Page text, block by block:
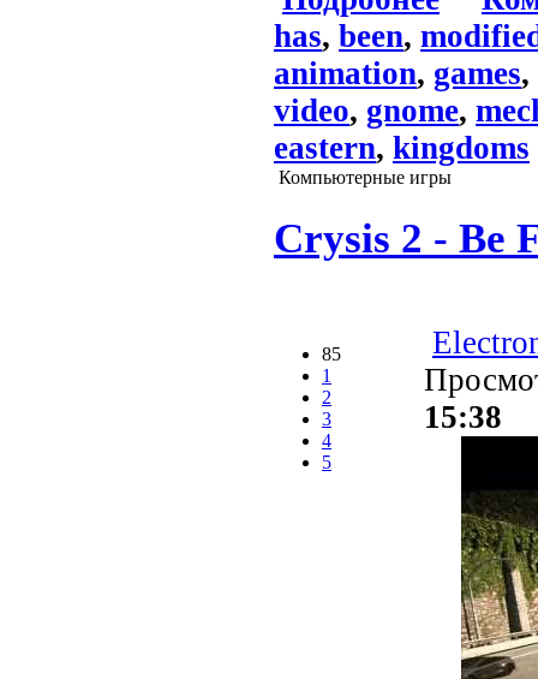
has, been,
animation, games,
video, gnome,
eastern, kingdoms
Компьютерные игры
Crysis 2 - Be
85
1
2
3
4
5
15:38